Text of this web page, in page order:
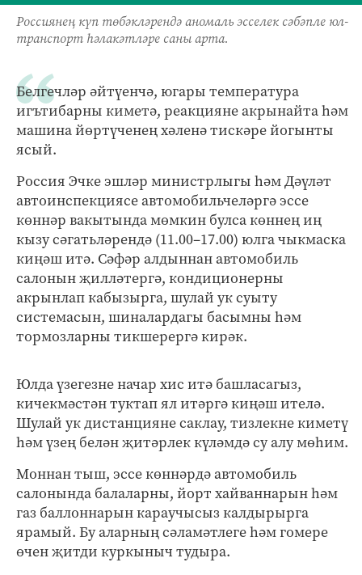
Россиянең күп төбәкләрендә аномаль эсселек сәбәпле юл-
транспорт һәлакәтләре саны арта.
Белгечләр әйтүенчә, югары температура
игътибарны киметә, реакцияне акрынайта һәм
машина йөртүченең хәленә тискәре йогынты
ясый.
Россия Эчке эшләр министрлыгы һәм Дәүләт
автоинспекциясе автомобильчеләргә эссе
көннәр вакытында мөмкин булса көннең иң
кызу сәгатьләрендә (11.00–17.00) юлга чыкмаска
киңәш итә. Сәфәр алдыннан автомобиль
салонын җилләтергә, кондиционерны
акрынлап кабызырга, шулай ук суыту
системасын, шиналардагы басымны һәм
тормозларны тикшерергә кирәк.
Юлда үзегезне начар хис итә башласагыз,
кичекмәстән туктап ял итәргә киңәш ителә.
Шулай ук дистанцияне саклау, тизлекне киметү
һәм үзең белән җитәрлек күләмдә су алу мөһим.
Моннан тыш, эссе көннәрдә автомобиль
салонында балаларны, йорт хайваннарын һәм
газ баллоннарын караучысыз калдырырга
ярамый. Бу аларның сәламәтлеге һәм гомере
өчен җитди куркыныч тудыра.